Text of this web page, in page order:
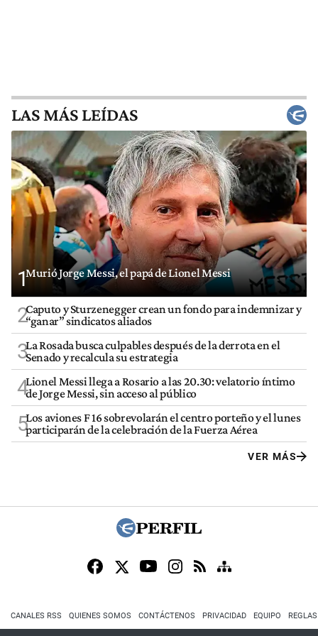
LAS MÁS LEÍDAS
1Murió Jorge Messi, el papá de Lionel Messi
2Caputo y Sturzenegger crean un fondo para indemnizar y
“ganar” sindicatos aliados
3La Rosada busca culpables después de la derrota en el
Senado y recalcula su estrategia
4Lionel Messi llega a Rosario a las 20.30: velatorio íntimo
de Jorge Messi, sin acceso al público
5Los aviones F 16 sobrevolarán el centro porteño y el lunes
participarán de la celebración de la Fuerza Aérea
VER MÁS
CANALES RSS QUIENES SOMOS CONTÁCTENOS PRIVACIDAD EQUIPO